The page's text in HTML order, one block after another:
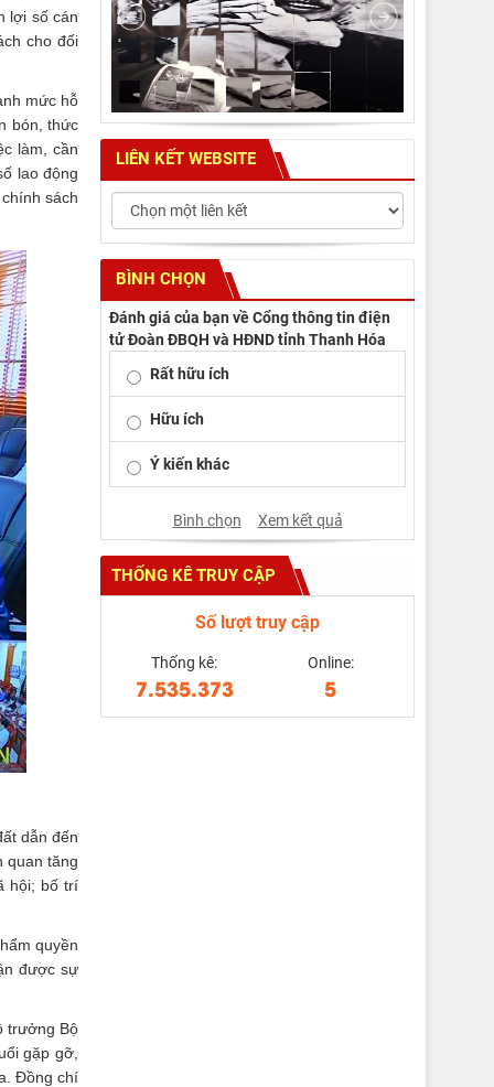
lợi số cán
cho đối
mức hỗ
bón, thức
làm, cần
lao động
sách
dẫn đến
quan tăng
hội; bố trí
quyền
được sự
trưởng Bộ
gặp gỡ,
Đồng chí
LIÊN KẾT WEBSITE
BÌNH CHỌN
Đánh giá của bạn về Cổng thông tin điện
tử Đoàn ĐBQH và HĐND tỉnh Thanh Hóa
Rất hữu ích
Hữu ích
Ý kiến khác
Bình chọn Xem kết quả
THỐNG KÊ TRUY CẬP
Số lượt truy cập
Thống kê:
7.535.373
Online:
5